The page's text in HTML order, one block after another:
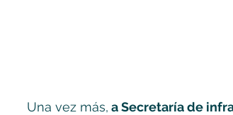
Una vez más, a Secretaría de